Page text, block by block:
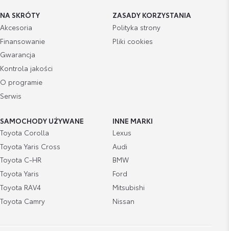
NA SKRÓTY
Akcesoria
Finansowanie
Gwarancja
Kontrola jakości
O programie
Serwis
ZASADY KORZYSTANIA
Polityka strony
Pliki cookies
SAMOCHODY UŻYWANE
Toyota Corolla
Toyota Yaris Cross
Toyota C-HR
Toyota Yaris
Toyota RAV4
Toyota Camry
INNE MARKI
Lexus
Audi
BMW
Ford
Mitsubishi
Nissan